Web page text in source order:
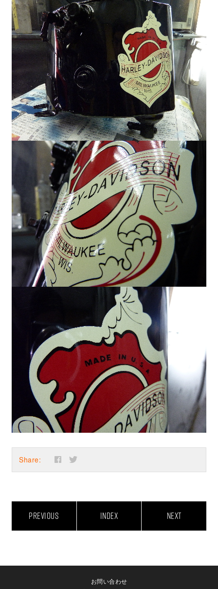
Share:
PREVIOUS INDEX NEXT
お問い合わせ